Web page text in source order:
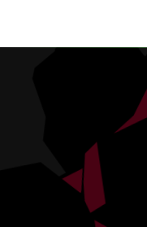
พร้อมให้เ